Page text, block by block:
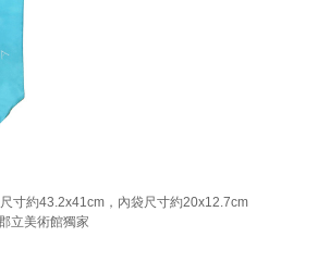
寸約43.2x41cm，內袋尺寸約20x12.7cm
立美術館獨家